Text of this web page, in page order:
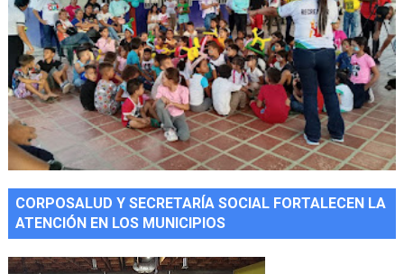
CORPOSALUD Y SECRETARÍA SOCIAL FORTALECEN LA
ATENCIÓN EN LOS MUNICIPIOS